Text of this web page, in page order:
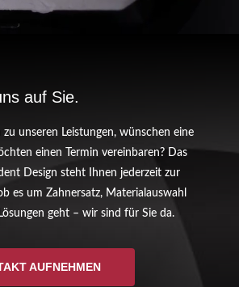
auf Sie.
zu unseren Leistungen, wünschen eine
einen Termin vereinbaren? Das
Design steht Ihnen jederzeit zur
es um Zahnersatz, Materialauswahl
geht – wir sind für Sie da.
AUFNEHMEN